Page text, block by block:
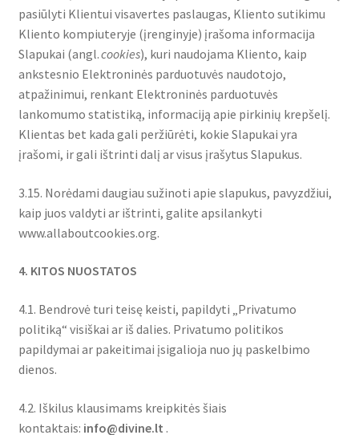
pasiūlyti Klientui visavertes paslaugas, Kliento sutikimu
Kliento kompiuteryje (įrenginyje) įrašoma informacija
Slapukai (angl.cookies), kuri naudojama Kliento, kaip
ankstesnio Elektroninės parduotuvės naudotojo,
atpažinimui, renkant Elektroninės parduotuvės
lankomumo statistiką, informaciją apie pirkinių krepšelį.
Klientas bet kada gali peržiūrėti, kokie Slapukai yra
įrašomi, ir gali ištrinti dalį ar visus įrašytus Slapukus.
3.15. Norėdami daugiau sužinoti apie slapukus, pavyzdžiui,
kaip juos valdyti ar ištrinti, galite apsilankyti
www.allaboutcookies.org.
4. KITOS NUOSTATOS
4.1. Bendrovė turi teisę keisti, papildyti „Privatumo
politiką“ visiškai ar iš dalies. Privatumo politikos
papildymai ar pakeitimai įsigalioja nuo jų paskelbimo
dienos.
4.2. Iškilus klausimams kreipkitės šiais
kontaktais: info@divine.lt .